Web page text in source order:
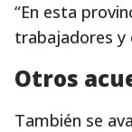
“En esta
trabajadores y
Otros
También se